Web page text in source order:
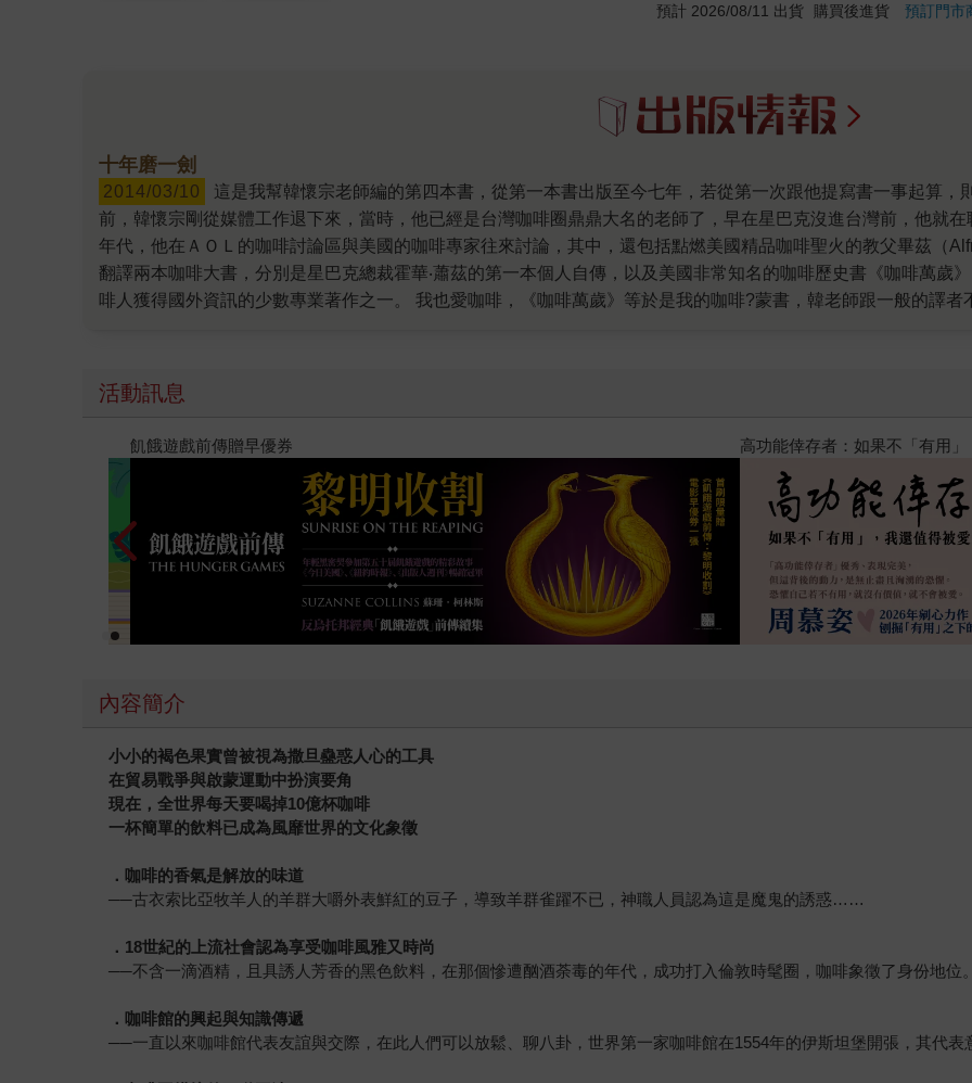
預計 2026/08/11 出貨
購買後進貨預訂門市
十年磨一劍
2014/03/10
前，韓懷宗剛從媒體工作退下來，當時，他已經是台灣咖啡圈鼎鼎大名的老師了，早在星巴克沒進台灣前，他就
年代，他在ＡＯＬ的咖啡討論區與美國的咖啡專家往來討論，其中，還包括點燃美國精品咖啡聖火的教父畢茲（
翻譯兩本咖啡大書，分別是星巴克總裁霍華‧蕭茲的第一本個人自傳，以及美國非常知名的咖啡歷史書《咖啡萬歲
啡人獲得國外資訊的少數專業著作之一。 我也愛咖啡，《咖啡萬歲》等於是我的咖啡?蒙書，韓老師跟一般的譯
提筆撰文，從邀書要成書，前後三年。 這本《咖啡學》上市就大賣，近二十五萬字內容，從歷史講到產區兼論烘
地咖啡店、咖啡莊園，發現這個行業的從業人員幾乎人手一本，我才明瞭，深度，才是長銷的力量。 韓老師的第
的著書歷程，整整花了四年，從原本計劃的二十萬字一冊，一路擴充到四十萬字兩冊的龐大規模，咖啡書一次出
學》雖是修訂版，但前後也忙了一年，增加了近四萬字的內容，介紹全球咖啡烘焙界的新趨勢：北歐之道，以及
功，差不多又是一般小書半本的內容。 在這個沒有大眾的年代，小眾就是市場，要如何讓本身也很厲害的小眾佩
磨一劍，識貨者，會看見。
活動訊息
閱讀漫遊錄-2026上半年暢銷榜 飢餓遊戲前傳贈早優券
內容簡介
小小的褐色果實曾被視為撒旦蠱惑人心的工具
在貿易戰爭與啟蒙運動中扮演要角
現在，全世界每天要喝掉10億杯咖啡
一杯簡單的飲料已成為風靡世界的文化象徵
．咖啡的香氣是解放的味道
──古衣索比亞牧羊人的羊群大嚼外表鮮紅的豆子，導致羊群雀躍不已，神職人員認為這是魔鬼的誘惑……
．18世紀的上流社會認為享受咖啡風雅又時尚
──不含一滴酒精，且具誘人芳香的黑色飲料，在那個慘遭酗酒荼毒的年代，成功打入倫敦時髦圈，咖啡象徵了身份地位
．咖啡館的興起與知識傳遞
──一直以來咖啡館代表友誼與交際，在此人們可以放鬆、聊八卦，世界第一家咖啡館在1554年的伊斯坦堡開張，其代表